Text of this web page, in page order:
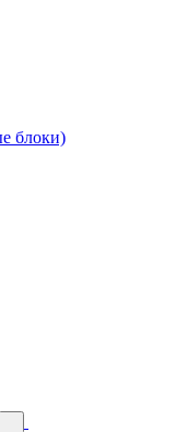
блоки)